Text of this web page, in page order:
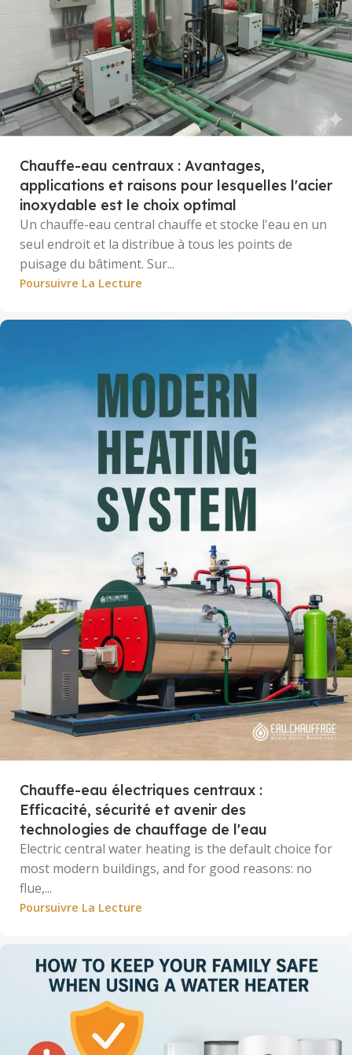
Chauffe-eau centraux : Avantages,
applications et raisons pour lesquelles l'acier
inoxydable est le choix optimal
Un chauffe-eau central chauffe et stocke l'eau en un
seul endroit et la distribue à tous les points de
puisage du bâtiment. Sur...
Poursuivre La Lecture
Chauffe-eau électriques centraux :
Efficacité, sécurité et avenir des
technologies de chauffage de l'eau
Electric central water heating is the default choice for
most modern buildings, and for good reasons: no
flue,...
Poursuivre La Lecture